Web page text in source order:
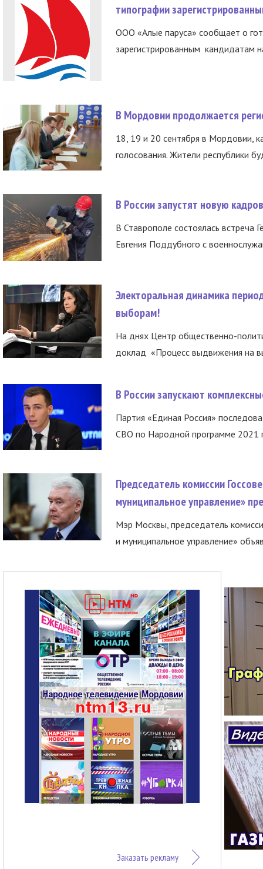
типографии
ООО «Алые паруса» сообщает о
зарегистрированным кандидатам
В Мордовии продолжается
18, 19 и 20 сентября в Мордовии,
голосования. Жители республики
В России запустят новую
В Ставрополе состоялась встреча
Евгения Поддубного с
Электоральная динамика
выборам!
На днях Центр общественно-
доклад «Процесс выдвижения на
В России запускают
Партия «Единая Россия»
СВО по Народной программе 2021
Председатель комиссии
муниципальное управление»
Мэр Москвы, председатель
и муниципальное управление»
Заказать рекламу